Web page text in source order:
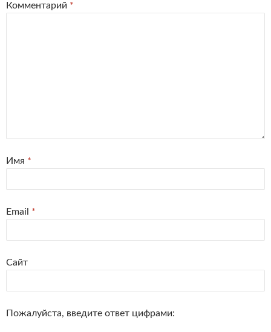
Комментарий *
Имя *
Email *
Сайт
Пожалуйста, введите ответ цифрами: